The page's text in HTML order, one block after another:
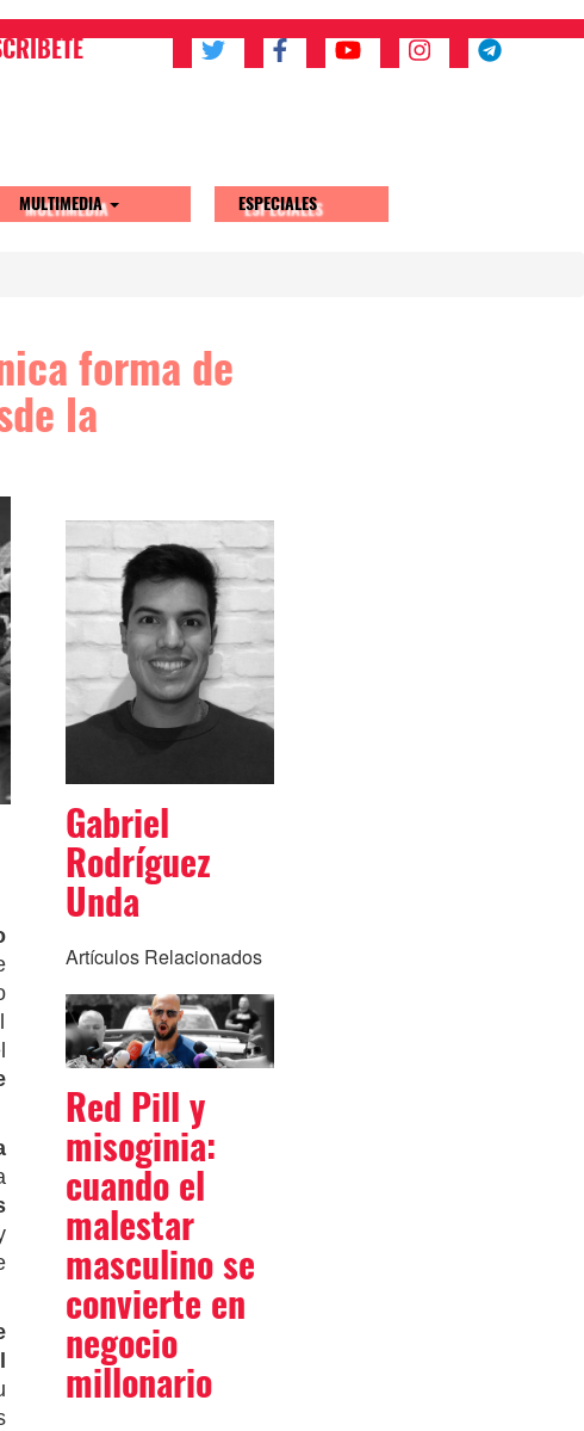
MULTIMEDIA ESPECIALES
forma de
la
Gabriel
Rodríguez
Unda
Artículos Relacionados
Red Pill y
misoginia:
cuando el
malestar
masculino se
convierte en
negocio
millonario